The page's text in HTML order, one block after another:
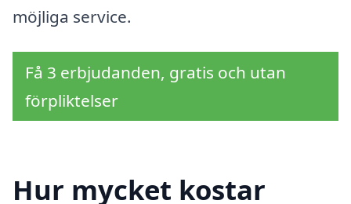
möjliga service.
Få 3 erbjudanden, gratis och utan
förpliktelser
Hur mycket kostar